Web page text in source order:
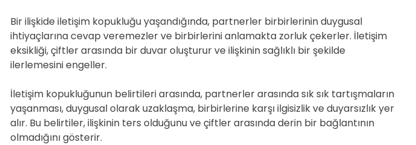
Bir ilişkide iletişim kopukluğu yaşandığında, partnerler birbirlerinin duygusal
ihtiyaçlarına cevap veremezler ve birbirlerini anlamakta zorluk çekerler. İletişim
eksikliği, çiftler arasında bir duvar oluşturur ve ilişkinin sağlıklı bir şekilde
ilerlemesini engeller.
İletişim kopukluğunun belirtileri arasında, partnerler arasında sık sık tartışmaların
yaşanması, duygusal olarak uzaklaşma, birbirlerine karşı ilgisizlik ve duyarsızlık yer
alır. Bu belirtiler, ilişkinin ters olduğunu ve çiftler arasında derin bir bağlantının
olmadığını gösterir.